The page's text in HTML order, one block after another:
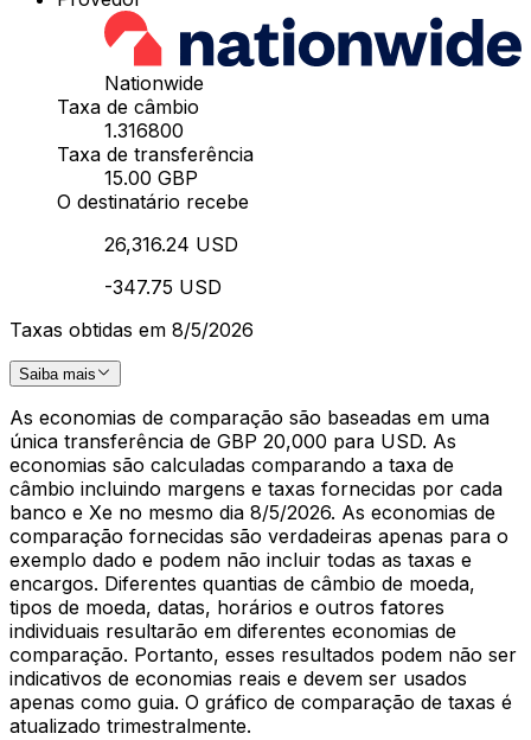
Nationwide
Taxa de câmbio
1.316800
Taxa de transferência
15.00 GBP
O destinatário recebe
26,316.24 USD
-347.75 USD
Taxas obtidas em 8/5/2026
Saiba mais
As economias de comparação são baseadas em uma
única transferência de GBP 20,000 para USD. As
economias são calculadas comparando a taxa de
câmbio incluindo margens e taxas fornecidas por cada
banco e Xe no mesmo dia 8/5/2026. As economias de
comparação fornecidas são verdadeiras apenas para o
exemplo dado e podem não incluir todas as taxas e
encargos. Diferentes quantias de câmbio de moeda,
tipos de moeda, datas, horários e outros fatores
individuais resultarão em diferentes economias de
comparação. Portanto, esses resultados podem não ser
indicativos de economias reais e devem ser usados
apenas como guia. O gráfico de comparação de taxas é
atualizado trimestralmente.